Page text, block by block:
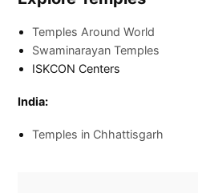
Temples Around World
Swaminarayan Temples
ISKCON Centers
India:
Temples in Chhattisgarh